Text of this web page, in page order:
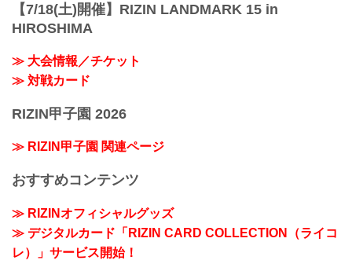
【7/18(土)開催】RIZIN LANDMARK 15 in
HIROSHIMA
≫ 大会情報／チケット
≫ 対戦カード
RIZIN甲子園 2026
≫ RIZIN甲子園 関連ページ
おすすめコンテンツ
≫ RIZINオフィシャルグッズ
≫ デジタルカード「RIZIN CARD COLLECTION（ライコ
レ）」サービス開始！